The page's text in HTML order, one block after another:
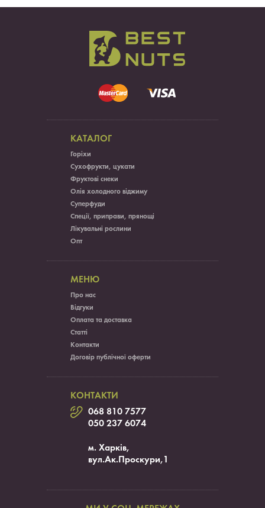
КАТАЛОГ
Горіхи
Сухофрукти, цукати
Фруктові снеки
Олія холодного віджиму
Суперфуди
Спеції, приправи, прянощі
Лікувальні рослини
Опт
МЕНЮ
Про нас
Відгуки
Оплата та доставка
Статті
Контакти
Договір публічної оферти
КОНТАКТИ
068 810 7577
050 237 6074
м. Харків,
вул.Ак.Проскури,1